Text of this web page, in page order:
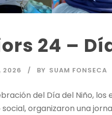
24 –
2026 BY SUAM FONSECA
del Día del Niño,
organizaron una